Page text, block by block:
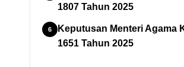
1807 Tahun 2025
Keputusan Menteri Agama
1651 Tahun 2025